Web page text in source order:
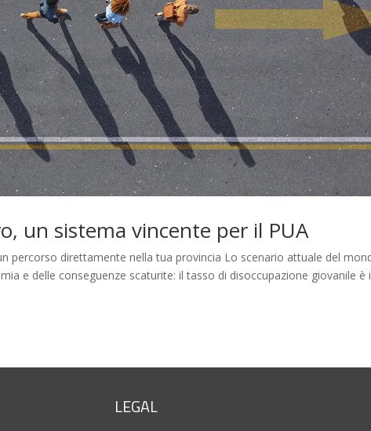
un sistema vincente per il PUA
percorso direttamente nella tua provincia Lo scenario attuale del
e delle conseguenze scaturite: il tasso di disoccupazione giovanile è
LEGAL